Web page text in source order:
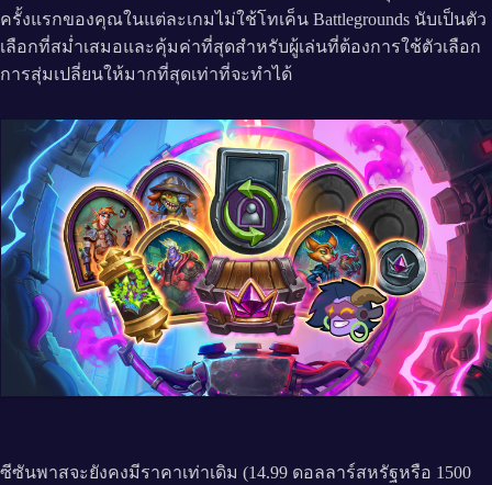
ครั้งแรกของคุณในแต่ละเกมไม่ใช้โทเค็น Battlegrounds นับเป็นตัว
เลือกที่สม่ำเสมอและคุ้มค่าที่สุดสำหรับผู้เล่นที่ต้องการใช้ตัวเลือก
การสุ่มเปลี่ยนให้มากที่สุดเท่าที่จะทำได้
ซีซันพาสจะยังคงมีราคาเท่าเดิม (14.99 ดอลลาร์สหรัฐหรือ 1500